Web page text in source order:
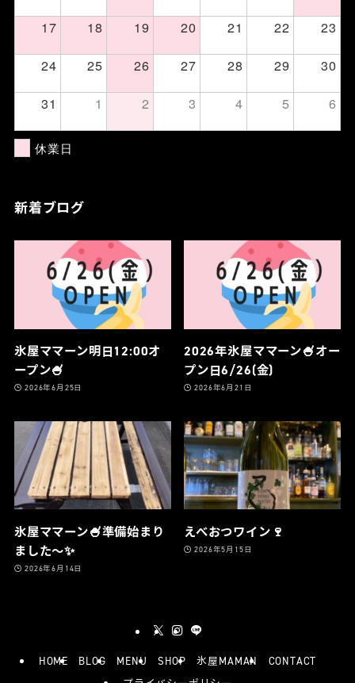
17
18 19 20 21 22
23
24
25 26 27 28 29
30
31
1 2 3 4 5 6
休業日
新着ブログ
氷屋ママーン明日12:00オ
ープン🍧
2026年6月25日
2026年氷屋ママーン🍧オー
プン日6/26(金)
2026年6月21日
氷屋ママーン🍧準備始まり
ました〜✨
2026年6月14日
えべおつワイン🍷
2026年5月15日
HOME BLOG MENU SHOP 氷屋MAMAN
CONTACT